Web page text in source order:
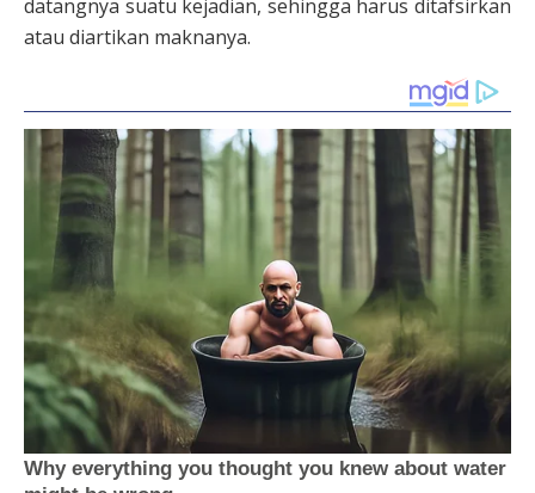
datangnya suatu kejadian, sehingga harus ditafsirkan
atau diartikan maknanya.